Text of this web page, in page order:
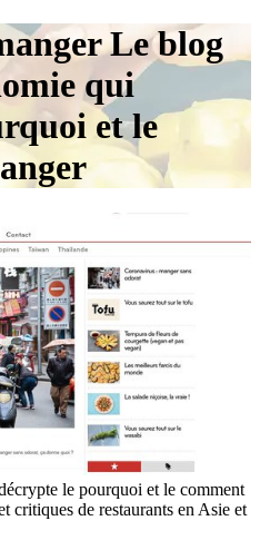
Le blog
qui
et le
le pourquoi et le comment
critiques de restaurants en Asie et